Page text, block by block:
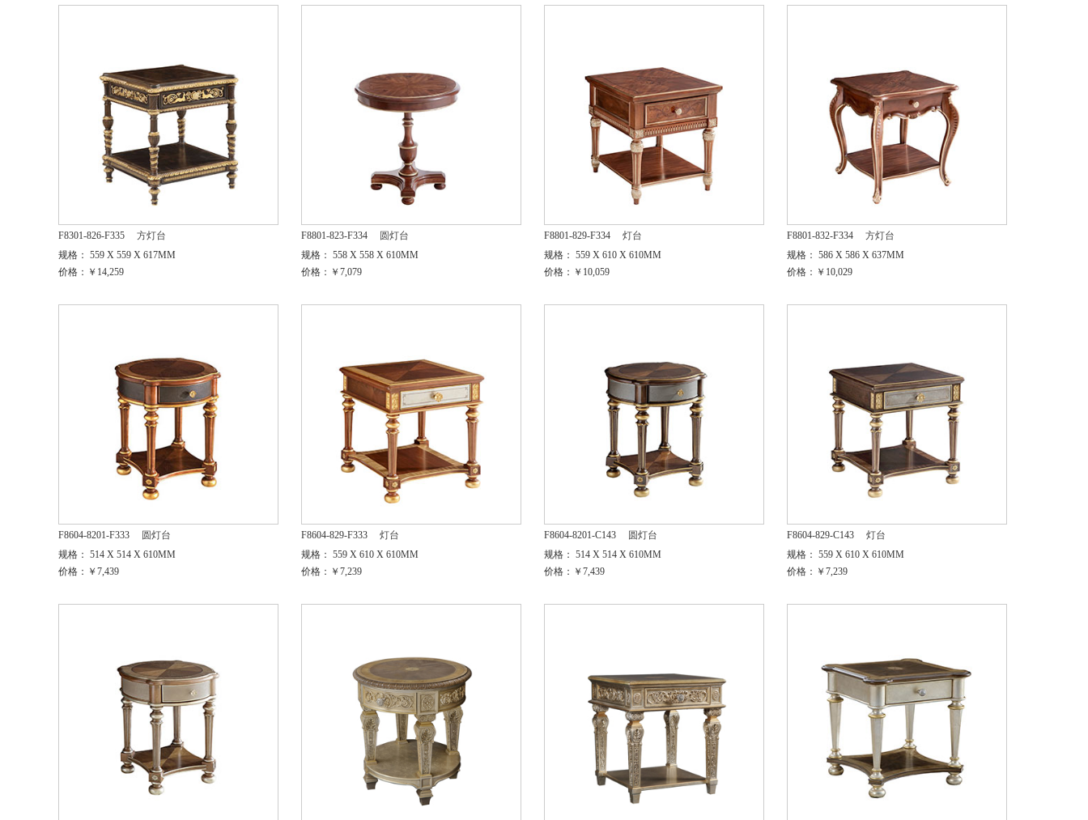
F8301-826-F335
方灯台
规格： 559 X 559 X 617MM
价格：￥14,259
F8801-823-F334
圆灯台
规格： 558 X 558 X 610MM
价格：￥7,079
F8801-829-F334
灯台
规格： 559 X 610 X 610MM
价格：￥10,059
F8801-832-F334
方灯台
规格： 586 X 586 X 637MM
价格：￥10,029
F8604-8201-F333
圆灯台
规格： 514 X 514 X 610MM
价格：￥7,439
F8604-829-F333
灯台
规格： 559 X 610 X 610MM
价格：￥7,239
F8604-8201-C143
圆灯台
规格： 514 X 514 X 610MM
价格：￥7,439
F8604-829-C143
灯台
规格： 559 X 610 X 610MM
价格：￥7,239